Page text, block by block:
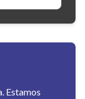
Estamos